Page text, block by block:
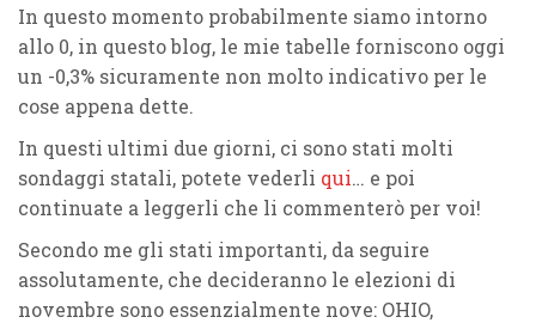
In questo momento probabilmente siamo intorno
allo 0, in questo blog, le mie tabelle forniscono oggi
un -0,3% sicuramente non molto indicativo per le
cose appena dette.
In questi ultimi due giorni, ci sono stati molti
sondaggi statali, potete vederli qui… e poi
continuate a leggerli che li commenterò per voi!
Secondo me gli stati importanti, da seguire
assolutamente, che decideranno le elezioni di
novembre sono essenzialmente nove: OHIO,